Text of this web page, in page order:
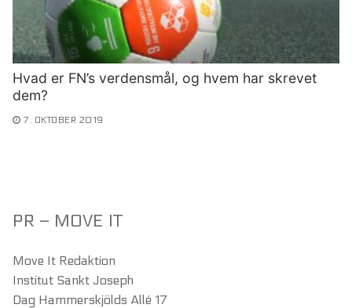
Hvad er FN’s verdensmål, og hvem har skrevet
dem?
7. OKTOBER 2019
PR – MOVE IT
Move It Redaktion
Institut Sankt Joseph
Dag Hammerskjölds Allé 17